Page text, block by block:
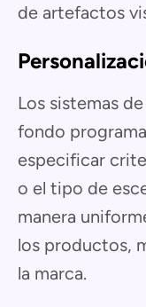
de artefactos
Los sistemas
fondo
especificar
o el tipo de
manera
los productos,
la marca.